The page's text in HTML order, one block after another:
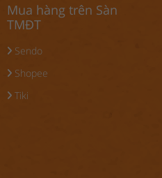
Mua hàng trên Sàn
TMĐT
Sendo
Shopee
Tiki